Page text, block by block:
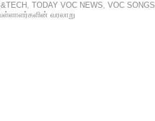
, TODAY VOC NEWS, VOC SONGS
வரலாறு